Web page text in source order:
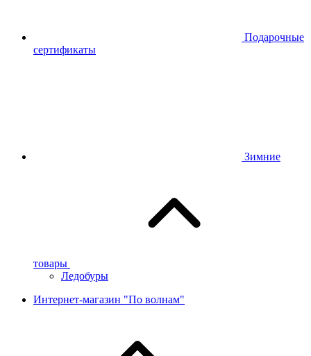
Подарочные
сертификаты
Зимние
товары
Ледобуры
Интернет-магазин "По волнам"